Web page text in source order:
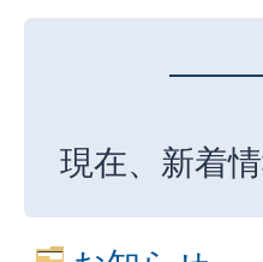
現在、新着